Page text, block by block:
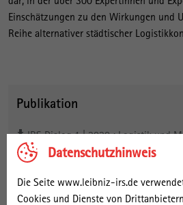
Datenschutzhinweis
Die Seite www.leibniz-irs.de
Cookies und Dienste von
Einschätzungen zu den Wirkungen und
Reihe alternativer städtischer
Publikation
IRS Dialog 1 | 2020 : Logistik und
morgen. Eine Expert*innenstudie
IRS Dialog